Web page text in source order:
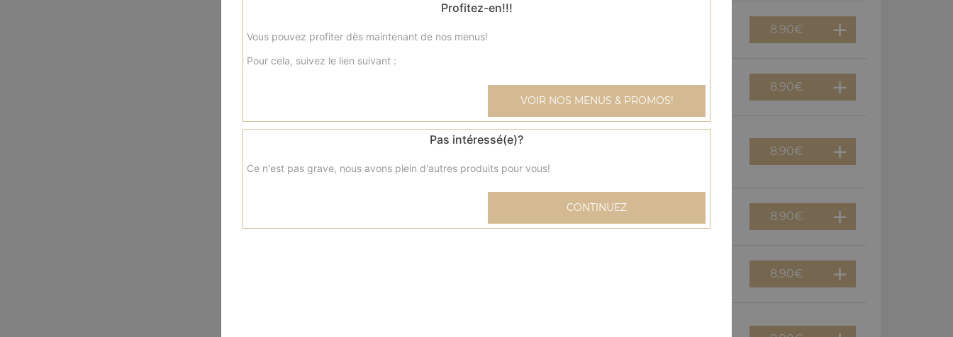
Base sauce tomate, fromage, viande hachée, boursin, oignons
8.90€
Base sauce tomate, fromage, reblochon, chèvre, parmesan
8.90€
texane solo
frais, olives
8.90€
Base sauce tomate, fromage, blanc de poulet, oignons, merguez, olives
8.90€
8.90€
Profitez-en!!!
Vous pouvez profiter dès maintenant de nos menus!
Pour cela, suivez le lien suivant :
VOIR NOS MENUS & PROMOS!
Pas intéressé(e)?
Ce n'est pas grave, nous avons plein d'autres produits pour vous!
CONTINUEZ